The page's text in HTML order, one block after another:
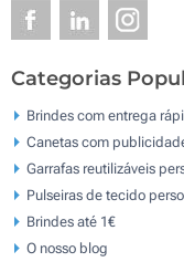
Categorias
Brindes com entrega
Canetas com
Garrafas reutilizáveis
Pulseiras de tecido
Brindes até 1€
O nosso blog